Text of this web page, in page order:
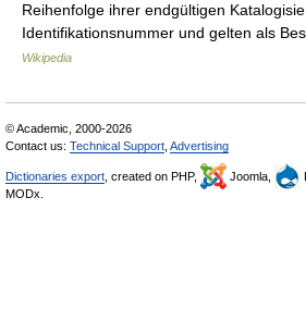
Reihenfolge ihrer endgültigen
Identifikationsnummer und gelten als
Wikipedia
© Academic, 2000-2026
Contact us: Technical Support Advertising
Dictionaries export , created on PHP, Joomla,
MODx.